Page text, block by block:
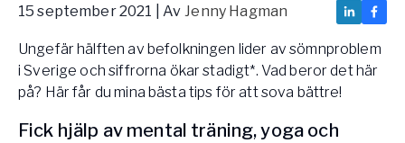
Vården – Yogobe Health & Care
Så stöttar Yogobe patienter, förskrivare och sjukvården
FaR
Fysisk aktivitet på recept
Företag
Stöd till arbetsgivare, försäkringsbolag & organisationer
15 september 2021 | Av Jenny Hagman
Ungefär hälften av befolkningen lider av sömnproblem
i Sverige och siffrorna ökar stadigt*. Vad beror det här
på? Här får du mina bästa tips för att sova bättre!
Fick hjälp av mental träning, yoga och